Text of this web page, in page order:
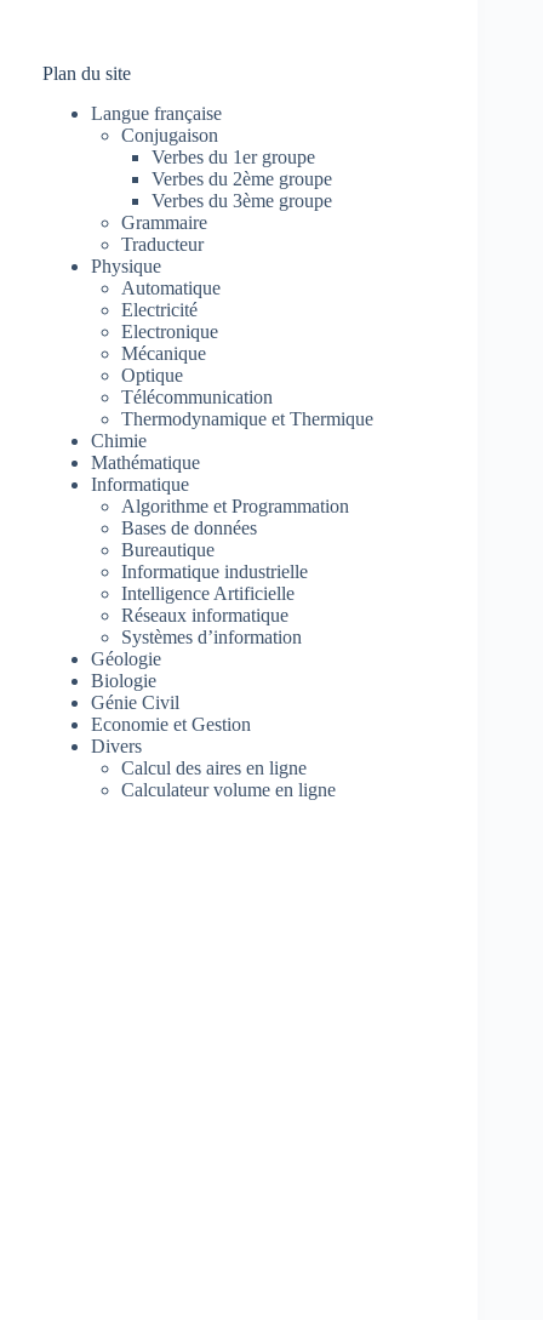
Plan du site
Langue française
Conjugaison
Verbes du 1er groupe
Verbes du 2ème groupe
Verbes du 3ème groupe
Grammaire
Traducteur
Physique
Automatique
Electricité
Electronique
Mécanique
Optique
Télécommunication
Thermodynamique et Thermique
Chimie
Mathématique
Informatique
Algorithme et Programmation
Bases de données
Bureautique
Informatique industrielle
Intelligence Artificielle
Réseaux informatique
Systèmes d’information
Géologie
Biologie
Génie Civil
Economie et Gestion
Divers
Calcul des aires en ligne
Calculateur volume en ligne